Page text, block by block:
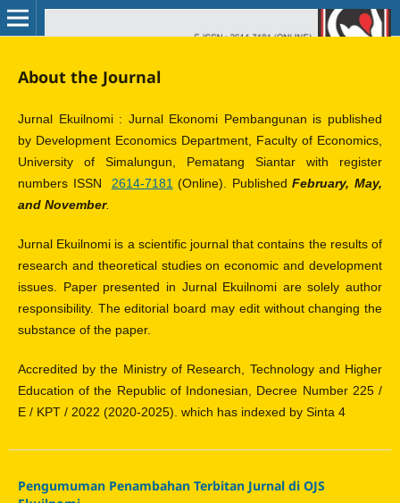
About the Journal
Jurnal Ekuilnomi : Jurnal Ekonomi Pembangunan is published
by Development Economics Department, Faculty of Economics,
University of Simalungun, Pematang Siantar with register
numbers ISSN 2614-7181 (Online). PublishedFebruary, May,
and November.
Jurnal Ekuilnomi is a scientific journal that contains the results of
research and theoretical studies on economic and development
issues. Paper presented in Jurnal Ekuilnomi are solely author
responsibility. The editorial board may edit without changing the
substance of the paper.
Accredited by the Ministry of Research, Technology and Higher
Education of the Republic of Indonesian, Decree Number 225 /
E / KPT / 2022 (2020-2025). which has indexed by Sinta 4
Pengumuman Penambahan Terbitan Jurnal di OJS